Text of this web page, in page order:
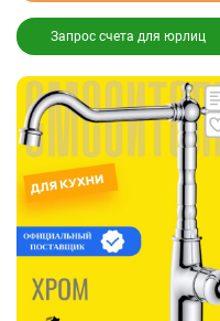
Запрос счета для юрлиц